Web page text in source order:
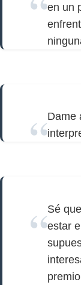
en un
Dame
Sé
estar